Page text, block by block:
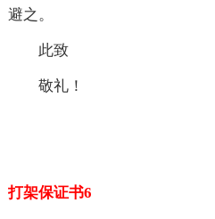
避之。
此致
敬礼！
打架保证书6